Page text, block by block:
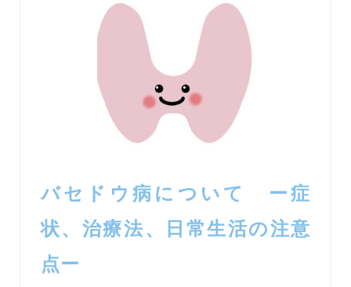
バセドウ病について ー症
状、治療法、日常生活の注意
点ー